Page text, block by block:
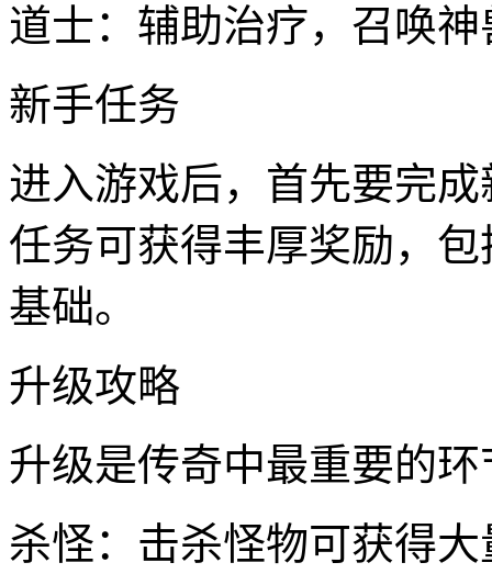
道士：辅助治疗，召唤
新手任务
进入游戏后，首先要完
任务可获得丰厚奖励，
基础。
升级攻略
升级是传奇中最重要的
杀怪：击杀怪物可获得